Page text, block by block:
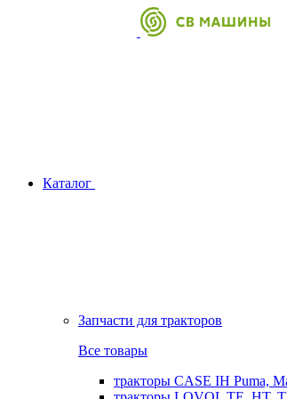
Каталог
Запчасти для тракторов
Все товары
тракторы CASE IH Puma,